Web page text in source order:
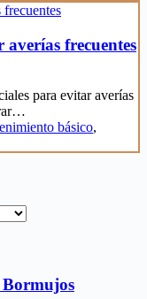
frecuentes
para evitar averías
básico,